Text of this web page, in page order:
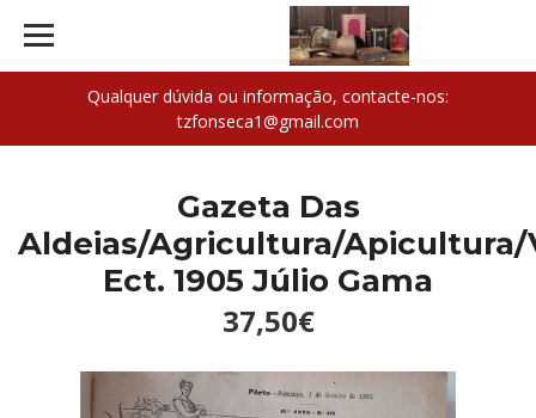
Qualquer dúvida ou informação, contacte-nos:
tzfonseca1@gmail.com
Gazeta Das
Aldeias/Agricultura/
Ect. 1905 Júlio Gama
37,50€